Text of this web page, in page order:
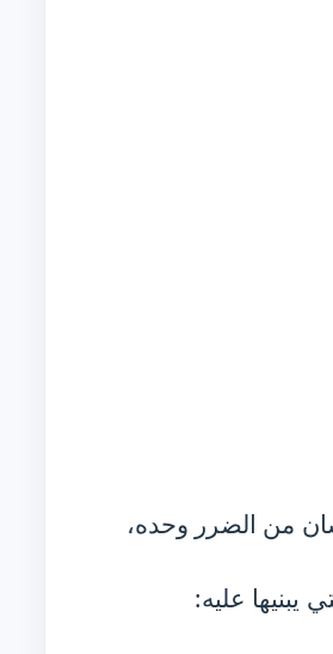
من الضرر وحده،
يبنيها عليه: